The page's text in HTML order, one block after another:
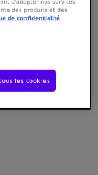
des produits et des
de confidentialité
les cookies